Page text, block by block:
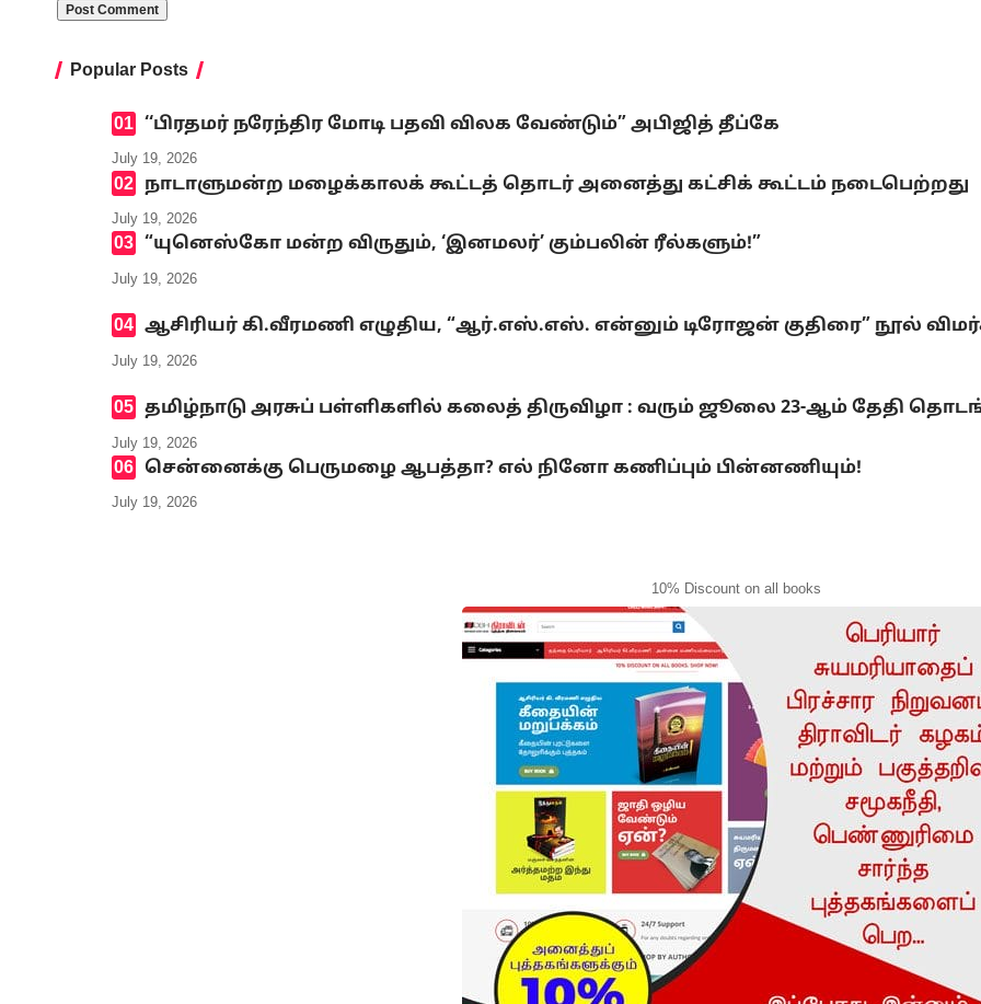
Popular Posts
‘‘பிரதமர் நரேந்திர மோடி பதவி விலக வேண்டும்” அபிஜித் தீப்கே
July 19, 2026
நாடாளுமன்ற மழைக்காலக் கூட்டத் தொடர் அனைத்து கட்சிக் கூட்டம் நடைபெற்றது
July 19, 2026
“யுனெஸ்கோ மன்ற விருதும், ‘இனமலர்’ கும்பலின் ரீல்களும்!”
July 19, 2026
ஆசிரியர் கி.வீரமணி எழுதிய, “ஆர்.எஸ்.எஸ். என்னும் டிரோஜன் குதிரை” நூல்
July 19, 2026
தமிழ்நாடு அரசுப் பள்ளிகளில் கலைத் திருவிழா : வரும் ஜூலை 23-ஆம் தேதி
July 19, 2026
சென்னைக்கு பெருமழை ஆபத்தா? எல் நினோ கணிப்பும் பின்னணியும்!
July 19, 2026
10% Discount on all books